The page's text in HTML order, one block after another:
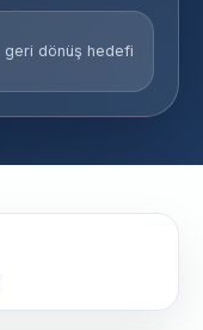
geri dönüş hedefi